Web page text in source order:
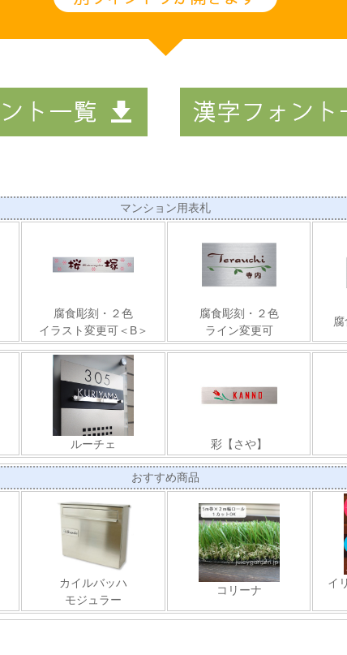
マンション用表札
腐食彫刻・２色
イラスト変更可＜B＞
腐食彫刻・２色
ライン変更可
ルーチェ 彩【さや】
おすすめ商品
カイルバッハ
モジュラー
コリーナ
イ